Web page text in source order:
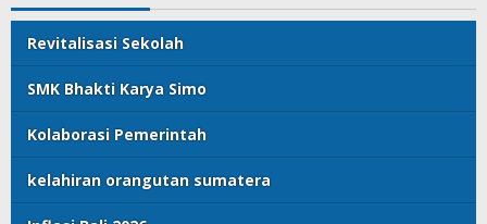
Revitalisasi Sekolah
SMK Bhakti Karya Simo
Kolaborasi Pemerintah
kelahiran orangutan sumatera